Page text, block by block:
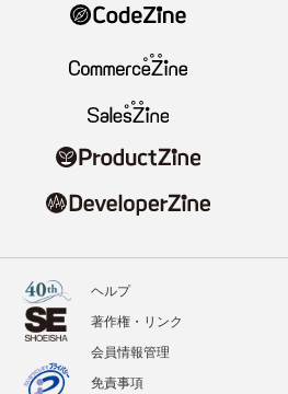
ヘルプ
著作権・リンク
会員情報管理
免責事項